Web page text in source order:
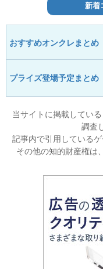
新着
おすすめオンクレまとめ
プライズ登場予定まとめ
当サイトに掲載してい
調査
記事内で引用している
その他の知的財産権は